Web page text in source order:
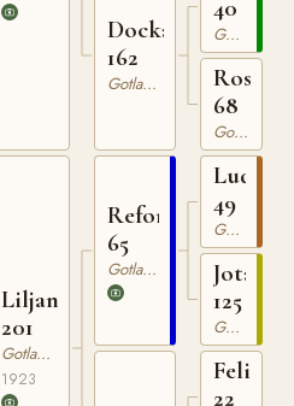
Liljan
201
Gotlandsruss
1923
Docka
162
Gotlandsruss
Reform
65
Gotlandsruss
40
Gotlandsruss
Rosa
68
Gotlandsruss
Ludde
49
Gotlandsruss
Jota
125
Gotlandsruss
Felix
22